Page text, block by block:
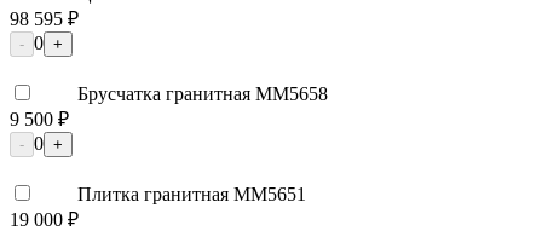
98 595 ₽
- 0 +
Брусчатка гранитная ММ5658
9 500 ₽
- 0 +
Плитка гранитная ММ5651
19 000 ₽